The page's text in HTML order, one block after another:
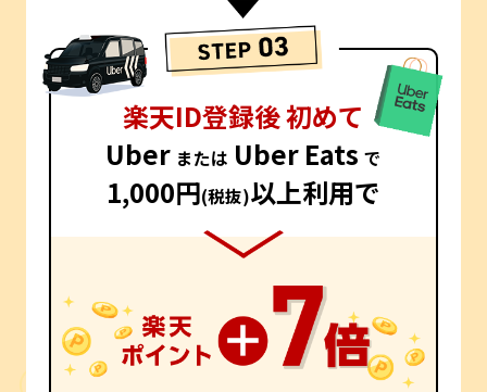
楽天ID登録後 初めて
Uber または Uber Eats で
1,000円(税抜)以上利用で